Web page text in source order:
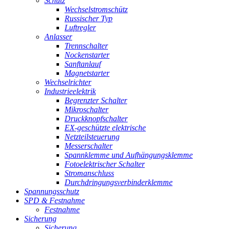
Wechselstromschütz
Russischer Typ
Luftregler
Anlasser
Trennschalter
Nockenstarter
Sanftanlauf
Magnetstarter
Wechselrichter
Industrieelektrik
Begrenzter Schalter
Mikroschalter
Druckknopfschalter
EX-geschützte elektrische
Netzteilsteuerung
Messerschalter
Spannklemme und Aufhängungsklemme
Fotoelektrischer Schalter
Stromanschluss
Durchdringungsverbinderklemme
Spannungsschutz
SPD & Festnahme
Festnahme
Sicherung